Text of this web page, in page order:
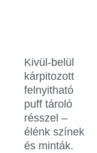
Kivül-belül
kárpitozott
felnyitható
puff tároló
résszel –
élénk színek
és minták.